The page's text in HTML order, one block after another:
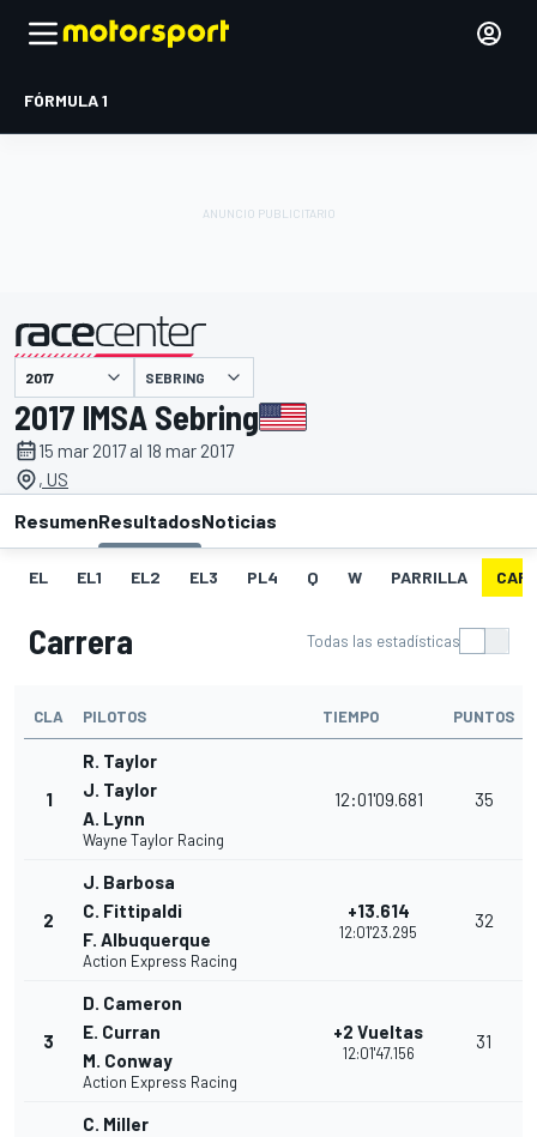
FÓRMULA 1
presentado por SEBRING
2017 IMSA Sebring
15 mar 2017 al 18 mar 2017
, US
ResumenResultadosNoticias
EL EL1 EL2 EL3 PL4 Q W PARRILLA
Carrera Todas las estadísticas
CLA PILOTOS TIEMPO PUNTOS
1
R. Taylor
J. Taylor
A. Lynn
Wayne Taylor Racing
12:01'09.681 35
2
J. Barbosa
C. Fittipaldi
F. Albuquerque
Action Express Racing
+13.614
12:01'23.295
32
3
D. Cameron
E. Curran
M. Conway
Action Express Racing
+2 Vueltas
12:01'47.156
31
C. Miller